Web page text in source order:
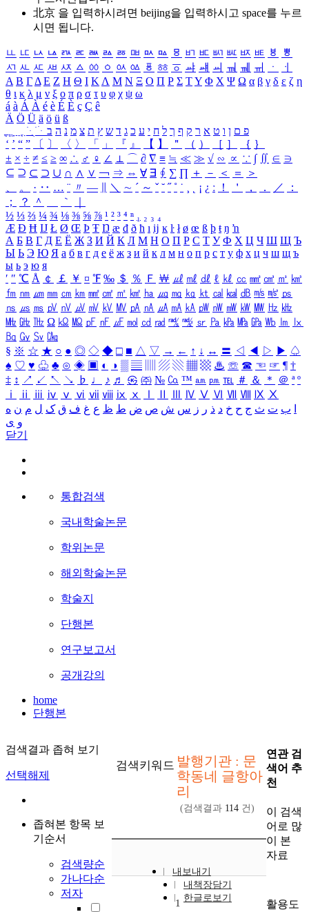
北京 을 입력하시려면 beijing을 입력하시고 space를 누르
시면 됩니다.
ㅥ ㅦ ㅧ ㅨ ㅩ ㅪ ㅫ ㅬ ㅭ ㅮ ㅯ ㅰ ㅱ ㅲ ㅳ ㅴ ㅵ ㅶ ㅷ ㅸ
ㅹ
ㅺ ㅻ ㅼ ㅽ ㅾ ㅿ ㆀ ㆁ ㆂ ㆃ ㆄ ㆅ ㆆ ㆇ ㆈ ㆉ ㆊ ㆋ ㆌ ㆍ
ㆎ
Α Β ΓΔ Ε Ζ Η Θ Ι ΚΛ Μ Ν Ξ Ο Π Ρ Σ ΤΥ Φ Χ Ψ Ω α β γ δ ε ζ η
θ ι κ λ μ ν ξ ο π ρ σ τ υ φ χ ψ ω
á à Á À é è É È ç Ç ê
Ä Ö Ü ä ö ü ß
ִֶֹ ֻּ ׁׂ פ ם ן ו ט א ר ק ף ך ל ח י ע כ ג ד ש ץ ת צ מ נ ה ב
‘ ’ “ ” 〔 〕 〈 〉 「 」 『 』 【 】 ＂ （ ） ［ ］ ｛ ｝
± × ÷ ≠ ≤ ≥ ∞ ∴ ♂ ♀ ∠ ⊥ ⌒ ∂ ∇ ≡ ≒ ≪ ≫ √ ∽ ∝ ∵ ∫ ∬ ∈ ∋
⊆ ⊇ ⊂ ⊃ ∪ ∩ ∧ ∨ ￢ ⇒ ⇔ ∀ ∃ ∮ ∑ ∏ ＋ － ＜ ＝
＞
、
。 · ‥ … ¨ 〃 ― ＼ ∼ ´ ～ ˇ ˘ ˝ ˚ ˙ ¸ ¡ ¿ ː ！ ＇ ， ． ／
：
；
？ ＾ ｀
½ ⅓ ⅔ ¼ ¾ ⅛ ⅜ ⅝ ⅞ ¹ ² ³ ⁴ ⁿ ₁ ₂ ₃ ₄
Æ Ð Ħ Ĳ Ł Ø Œ Þ Ŧ Ŋ æ đ ð ħ ı ĳ ĸ ŀ ł ø œ ß þ ŧ ŋ ŉ
А Б В Г Д Е Ё Ж З И Й К Л М Н О П Р С Т У Ф Х Ц Ч Ш Щ Ъ
Ы Ь Э Ю Я а б в г д е ё ж з и й к л м н о п р с т у ф х ц ч ш щ ъ
ы ь э ю я
′ ″ ℃ Å ￠ ￡ ￥ ¤ ℉ ‰ ＄ ％ Ｆ ￦ ㎕ ㎖ ㎗ ℓ ㎘ ㏄ ㎣ ㎤ ㎥ ㎦
㎙ ㎚ ㎛ ㎜ ㎝ ㎞ ㎟ ㎠ ㎡ ㎢ ㏊ ㎍ ㎎ ㎏ ㏏ ㎈ ㎉ ㏈ ㎧ ㎨ ㎰
㎱ ㎲ ㎳ ㎴ ㎵ ㎶ ㎷ ㎸ ㎹ ㎀ ㎁ ㎂ ㎃ ㎄ ㎺ ㎻ ㎽ ㎾ ㎿ ㎐ ㎑
㎒ ㎓ ㎔ Ω ㏀ ㏁ ㎊ ㎋ ㎌ ㏖ ㏅ ㎭ ㎮ ㎯ ㏛ ㎩ ㎪ ㎫ ㎬ ㏝ ㏐
㏓
㏃ ㏉ ㏜ ㏆
§ ※ ☆ ★ ○ ● ◎ ◇ ◆ □ ■ △ ▽ → ← ↑ ↓ ↔ 〓 ◁ ◀ ▷ ▶ ♤
♠ ♡ ♥ ♧ ♣ ⊙ ◈ ▣ ◐ ◑ ▒ ▤ ▨ ▧ ▦ ▩ ♨ ☏ ☎ ☜ ☞ ¶ †
‡ ↕ ↗ ↙ ↖ ↘ ♭ ♩ ♪ ♬ ㉿ ㈜ № ㏇ ™ ㏂ ㏘ ℡ ＃ ＆ ＊ ＠ ª º
ⅰ
ⅱ ⅲ ⅳ ⅴ ⅵ ⅶ ⅷ ⅸ ⅹ Ⅳ Ⅴ Ⅵ Ⅶ Ⅷ Ⅸ Ⅹ
ب ت ث ج ح خ د ذ ر ز س ش ص ض ط ظ ع غ ف ق ک ل م ن ه
و ی
닫기
통합검색
국내학술논문
학위논문
해외학술논문
학술지
단행본
연구보고서
공개강의
home
단행본
검색결과 좁혀 보기
선택해제
좁혀본 항목 보
기순서
검색량순
가나다순
저자
검색키워드 발행기관 : 문
학동네 글항아
리
(검색결과 114 건)
내보내기
내책장담기
한글로보기
1
연관 검
색어 추
천
이 검색
어로 많
이 본
자료
활용도